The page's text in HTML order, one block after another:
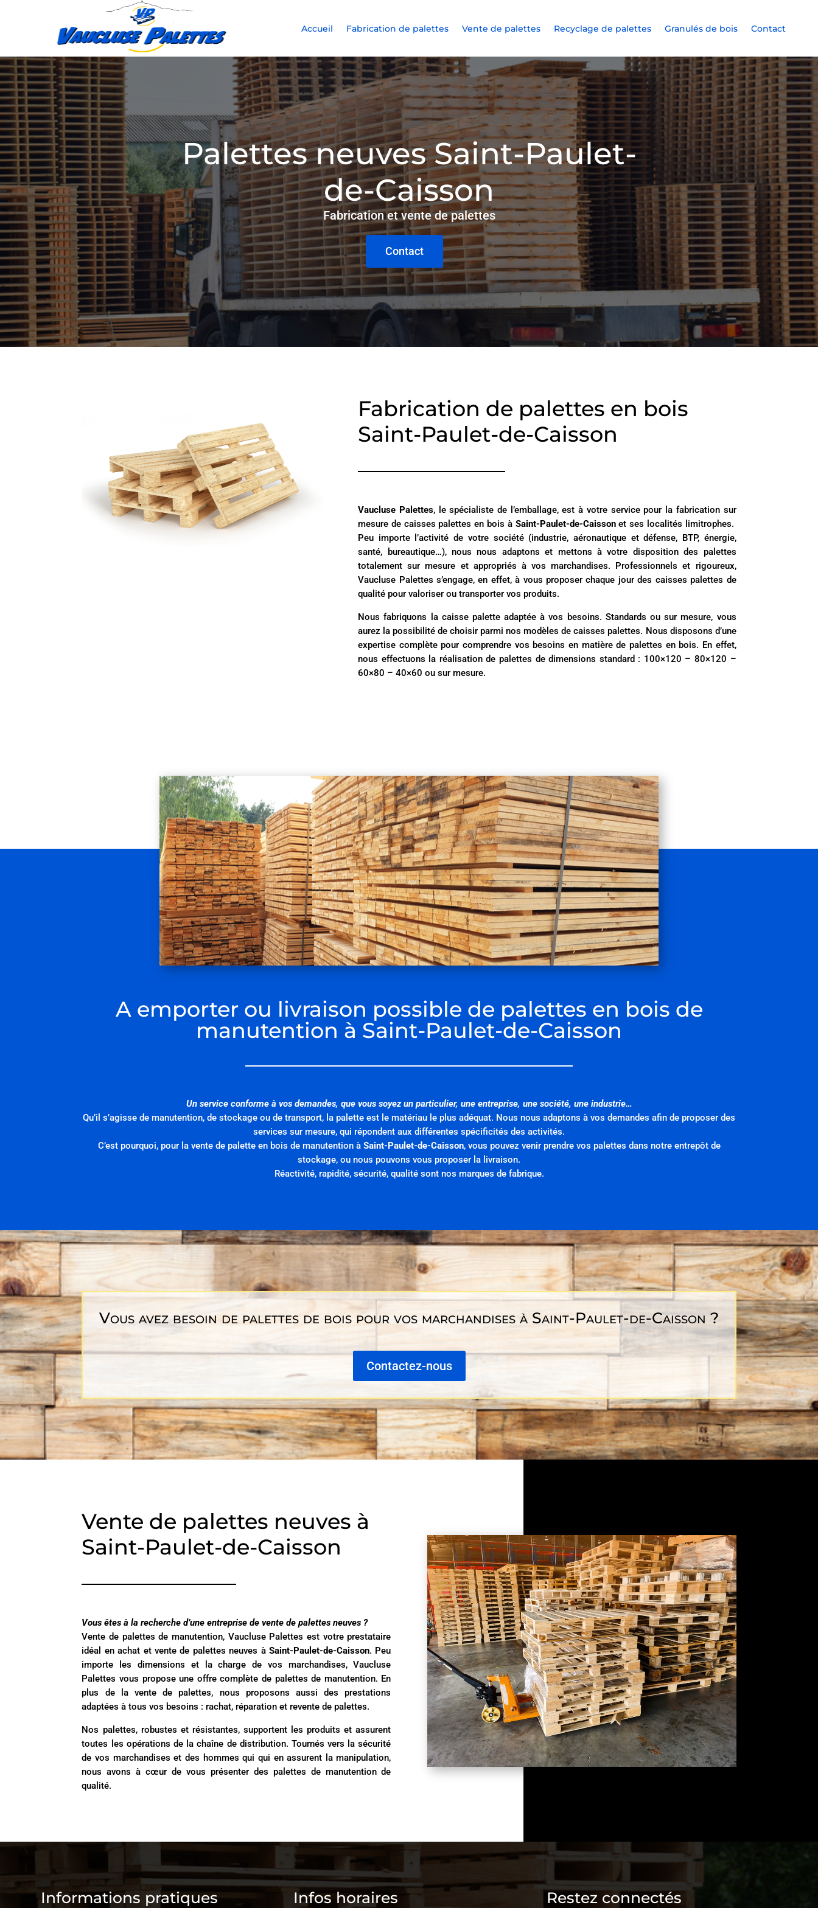
Accueil Fabrication de palettes Vente de palettes Recyclage de palettes Granulés de bois Contact
Palettes neuves Saint-Paulet-
de-Caisson
Fabrication et vente de palettes
Contact
Fabrication de palettes en bois
Saint-Paulet-de-Caisson
Vaucluse Palettes, le spécialiste de l’emballage, est à votre service pour la fabrication sur
mesure de caisses palettes en bois à Saint-Paulet-de-Caissonet ses localités limitrophes.
Peu importe l’activité de votre société (industrie, aéronautique et défense, BTP, énergie,
santé, bureautique…), nous nous adaptons et mettons à votre disposition des palettes
totalement sur mesure et appropriés à vos marchandises. Professionnels et rigoureux,
Vaucluse Palettes s’engage, en effet, à vous proposer chaque jour des caisses palettes de
qualité pour valoriser ou transporter vos produits.
Nous fabriquons la caisse palette adaptée à vos besoins. Standards ou sur mesure, vous
aurez la possibilité de choisir parmi nos modèles de caisses palettes. Nous disposons d’une
expertise complète pour comprendre vos besoins en matière de palettes en bois. En effet,
nous effectuons la réalisation de palettes de dimensions standard : 100×120 – 80×120 –
60×80 – 40×60 ou sur mesure.
A emporter ou livraison possible de palettes en bois de
manutention à Saint-Paulet-de-Caisson
Un service conforme à vos demandes, que vous soyez un particulier, une entreprise, une société, une industrie…
Qu’il s’agisse de manutention, de stockage ou de transport, la palette est le matériau le plus adéquat. Nous nous adaptons à vos demandes afin de proposer des
services sur mesure, qui répondent aux différentes spécificités des activités.
C’est pourquoi, pour la vente de palette en bois de manutention à Saint-Paulet-de-Caisson, vous pouvez venir prendre vos palettes dans notre entrepôt de
stockage, ou nous pouvons vous proposer la livraison.
Réactivité, rapidité, sécurité, qualité sont nos marques de fabrique.
Vous avez besoin de palettes de bois pour vos marchandises à Saint-Paulet-de-Caisson ?
Contactez-nous
Vente de palettes neuves à
Saint-Paulet-de-Caisson
Vous êtes à la recherche d’une entreprise de vente de palettes neuves ?
Vente de palettes de manutention, Vaucluse Palettes est votre prestataire
idéal en achat et vente de palettes neuves àSaint-Paulet-de-Caisson. Peu
importe les dimensions et la charge de vos marchandises, Vaucluse
Palettes vous propose une offre complète de palettes de manutention. En
plus de la vente de palettes, nous proposons aussi des prestations
adaptées à tous vos besoins : rachat, réparation et revente de palettes.
Nos palettes, robustes et résistantes, supportent les produits et assurent
toutes les opérations de la chaîne de distribution. Tournés vers la sécurité
de vos marchandises et des hommes qui qui en assurent la manipulation,
nous avons à cœur de vous présenter des palettes de manutention de
qualité.
Informations pratiques Infos horaires Restez connectés